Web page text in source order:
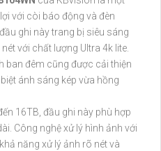
với còi báo động và đèn
ghi này trang bị siêu sáng
với chất lượng Ultra 4k lite.
ban đêm cũng được cải thiện
ánh sáng kép vừa hồng
16TB, đầu ghi này phù hợp
Công nghệ xử lý hình ảnh với
năng xử lý ảnh rõ nét và